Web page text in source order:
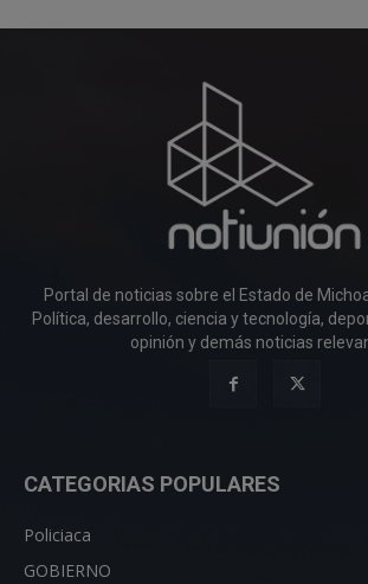
Portal de noticias sobre el Estado de
Política, desarrollo, ciencia y tecnología,
opinión y demás noticias
CATEGORIAS POPULARES
Policiaca
GOBIERNO